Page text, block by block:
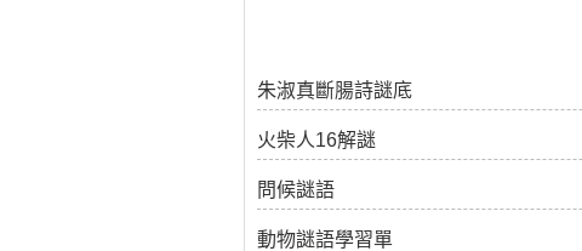
朱淑真斷腸詩謎底
火柴人16解謎
問候謎語
動物謎語學習單